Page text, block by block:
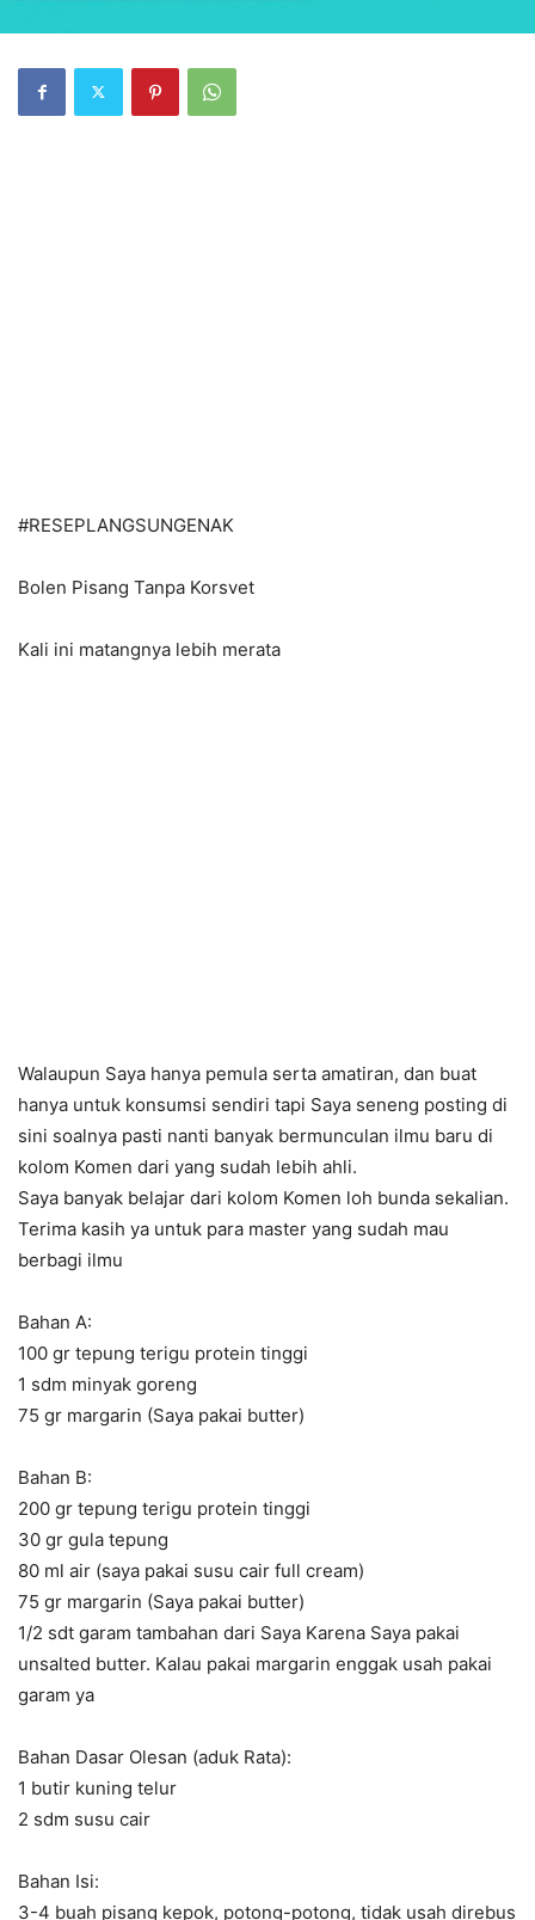
#RESEPLANGSUNGENAK
Bolen Pisang Tanpa Korsvet
Kali ini matangnya lebih merata
Walaupun Saya hanya pemula serta amatiran, dan buat
hanya untuk konsumsi sendiri tapi Saya seneng posting di
sini soalnya pasti nanti banyak bermunculan ilmu baru di
kolom Komen dari yang sudah lebih ahli.
Saya banyak belajar dari kolom Komen loh bunda sekalian.
Terima kasih ya untuk para master yang sudah mau
berbagi ilmu
Bahan A:
100 gr tepung terigu protein tinggi
1 sdm minyak goreng
75 gr margarin (Saya pakai butter)
Bahan B:
200 gr tepung terigu protein tinggi
30 gr gula tepung
80 ml air (saya pakai susu cair full cream)
75 gr margarin (Saya pakai butter)
1/2 sdt garam tambahan dari Saya Karena Saya pakai
unsalted butter. Kalau pakai margarin enggak usah pakai
garam ya
Bahan Dasar Olesan (aduk Rata):
1 butir kuning telur
2 sdm susu cair
Bahan Isi:
3-4 buah pisang kepok, potong-potong, tidak usah direbus